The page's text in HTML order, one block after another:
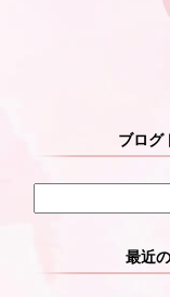
ブログ
最近